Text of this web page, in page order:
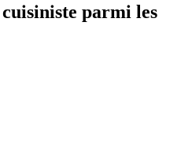
parmi les